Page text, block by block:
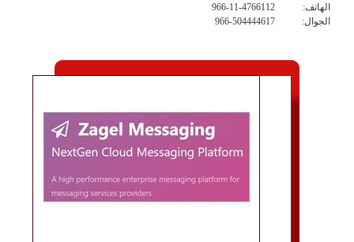
الهاتف:
966-11-4766112
الجوال:
966-504444617